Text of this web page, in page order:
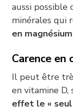
aussi possible
minérales qui
en
Carence en
Il peut être
en vitamine D,
effet le « seul